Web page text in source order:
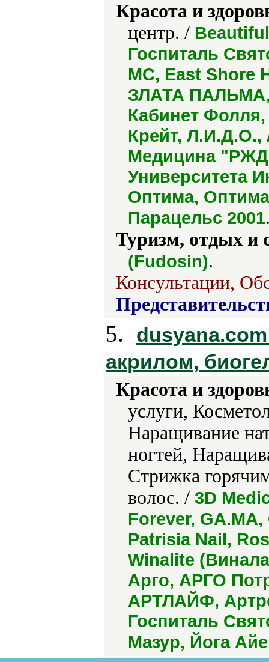
Красота и
центр. /
Госпиталь
МС, Еast Shore
ЗЛАТА ПАЛЬМА,
Кабинет
Крейт, Л.И.Д.О.,
Медицина
Университета
Оптима,
Парацельс 2001
Туризм, отдых и
(Fudosin).
Консультации,
5.
акрилом,
Красота и
услуги,
Наращивание
ногтей,
Стрижка
волос. / 3D
Forever,
Patrisia Nail,
Winalite
Арго, АРГО
АРТЛАЙФ,
Госпиталь
Мазур, Йога